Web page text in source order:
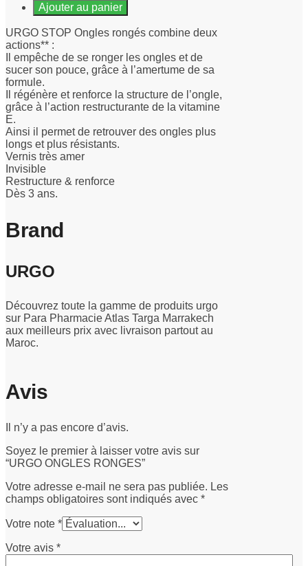
Ajouter au panier
URGO STOP Ongles rongés combine deux
actions** :
Il empêche de se ronger les ongles et de
sucer son pouce, grâce à l’amertume de sa
formule.
Il régénère et renforce la structure de l’ongle,
grâce à l’action restructurante de la vitamine
E.
Ainsi il permet de retrouver des ongles plus
longs et plus résistants.
Vernis très amer
Invisible
Restructure & renforce
Dès 3 ans.
Brand
URGO
Découvrez toute la gamme de produits urgo
sur Para Pharmacie Atlas Targa Marrakech
aux meilleurs prix avec livraison partout au
Maroc.
Avis
Il n’y a pas encore d’avis.
Soyez le premier à laisser votre avis sur
“URGO ONGLES RONGES”
Votre adresse e-mail ne sera pas publiée. Les
champs obligatoires sont indiqués avec *
Votre note *
Votre avis *